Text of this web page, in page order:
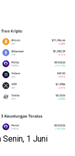
Senin, 1 Juni